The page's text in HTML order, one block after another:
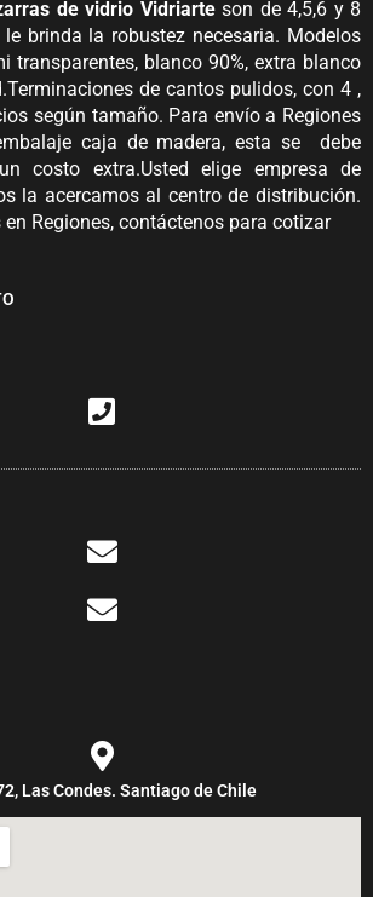
de vidrio Vidriarteson de 4,5,6 y 8
brinda la robustez necesaria. Modelos
transparentes, blanco 90%, extra blanco
de cantos pulidos, con 4 ,
según tamaño. Para envío a Regiones
caja de madera, esta se debe
costo extra.Usted elige empresa de
la acercamos al centro de distribución.
Regiones, contáctenos para cotizar
Las Condes. Santiago de Chile